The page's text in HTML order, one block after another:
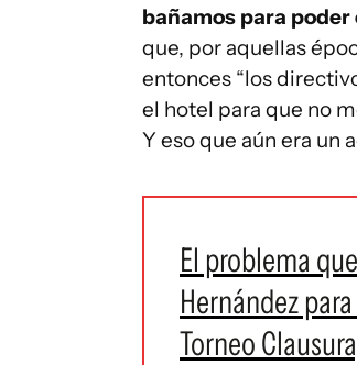
bañamos para poder
que, por aquellas
entonces “los
el hotel para que no
Y eso que aún era un
El problema
Hernández
Torneo